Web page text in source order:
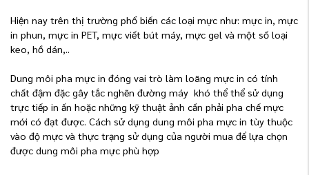
Hiện nay trên thị trường phổ biến các loại mực như: mực in, mực
in phun, mực in PET, mực viết bút máy, mực gel và một số loại
keo, hồ dán,..
Dung môi pha mực in đóng vai trò làm loãng mực in có tính
chất đậm đặc gây tắc nghẽn đường máy khó thể thể sử dụng
trực tiếp in ấn hoặc những kỹ thuật ảnh cần phải pha chế mực
mới có đạt được. Cách sử dụng dung môi pha mực in tùy thuộc
vào độ mực và thực trạng sử dụng của người mua để lựa chọn
được dung môi pha mực phù hợp